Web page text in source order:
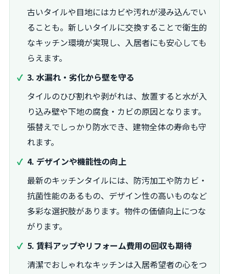
古いタイルや目地にはカビや汚れが浸み込んでい
ることも。新しいタイルに交換することで衛生的
なキッチン環境が実現し、入居者にも安心しても
らえます。
3. 水漏れ・劣化から壁を守る
タイルのひび割れや剥がれは、放置すると水が入
り込み壁や下地の腐食・カビの原因となります。
張替えでしっかり防水でき、建物全体の寿命も守
れます。
4. デザインや機能性の向上
最新のキッチンタイルには、防汚加工や防カビ・
抗菌性能のあるもの、デザイン性の高いものなど
多彩な選択肢があります。物件の価値向上につな
がります。
5. 賃料アップやリフォーム費用の回収も期待
清潔でおしゃれなキッチンは入居希望者の心をつ